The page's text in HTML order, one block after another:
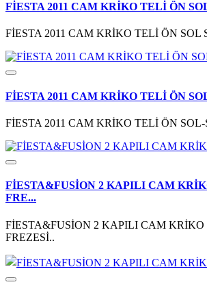
FİESTA 2011 CAM KRİKO TELİ ÖN
FİESTA 2011 CAM KRİKO TELİ ÖN SOL
FİESTA 2011 CAM KRİKO TELİ ÖN
FİESTA 2011 CAM KRİKO TELİ ÖN SOL-
FİESTA&FUSİON 2 KAPILI CAM
FRE...
FİESTA&FUSİON 2 KAPILI CAM
FREZESİ..